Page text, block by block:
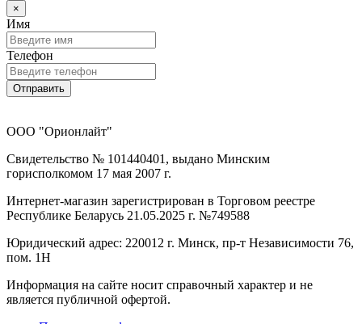
×
Имя
Телефон
Отправить
ООО "Орионлайт"
Свидетельство № 101440401, выдано Минским
горисполкомом 17 мая 2007 г.
Интернет-магазин зарегистрирован в Торговом реестре
Республике Беларусь 21.05.2025 г. №749588
Юридический адрес: 220012 г. Минск, пр-т Независимости 76,
пом. 1Н
Информация на сайте носит справочный характер и не
является публичной офертой.